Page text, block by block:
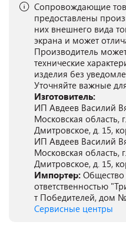
Сопровождающие
предоставлены
них внешнего вида
экрана и может
Производитель
технические
изделия без
Уточняйте важные
Изготовитель:
ИП Авдеев Василий
Московская область,
Дмитровское, д. 15,
ИП Авдеев Василий
Московская область,
Дмитровское, д. 15,
Импортер: Общество
ответственностью
т Победителей, дом
Сервисные центры